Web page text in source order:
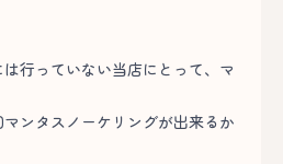
行っていない当店にとって、マ
ンタスノーケリングが出来るか